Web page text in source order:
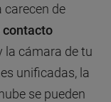
de
contacto
la cámara de tu
unificadas, la
se pueden